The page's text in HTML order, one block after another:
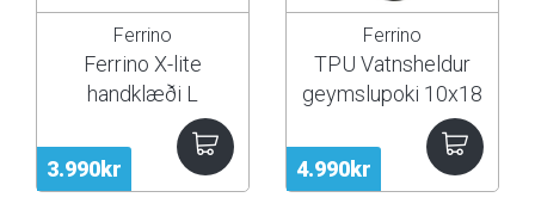
3.990kr
Ferrino
Ferrino X-lite
handklæði L
4.990kr
Ferrino
TPU Vatnsheldur
geymslupoki 10x18